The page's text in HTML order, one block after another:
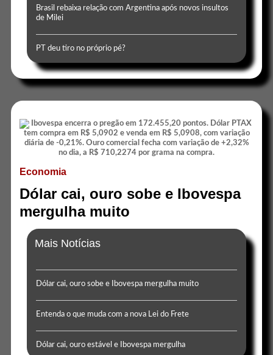
Brasil rebaixa relação com Argentina após novos insultos
de Milei
PT deu tiro no próprio pé?
Economia
Dólar cai, ouro sobe e Ibovespa
mergulha muito
Mais Notícias
Dólar cai, ouro sobe e Ibovespa mergulha muito
Entenda o que muda com a nova Lei do Frete
Dólar cai, ouro estável e Ibovespa mergulha